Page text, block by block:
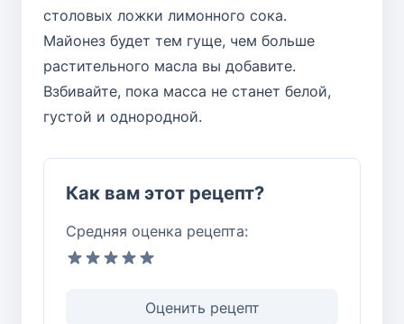
столовых ложки лимонного сока.
Майонез будет тем гуще, чем больше
растительного масла вы добавите.
Взбивайте, пока масса не станет белой,
густой и однородной.
Как вам этот рецепт?
Средняя оценка рецепта:
Оценить рецепт